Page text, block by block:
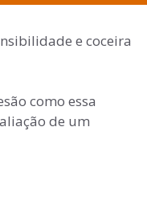
e coceira
como essa
de um